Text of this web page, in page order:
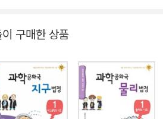
있는 여러 가지 화합물은 물론 생활 주
는 과정에서 발생하는 특이한 화학 반응
정보부터 화합물과 관련한 화학의 주요
생활 자체가 화학을 기반으로 하고 있
. 《과학공화국 화학법정 9_음식과 화
들여 놓는 학생들을 위해, 쉽게 접근할
의 기본 개념을 익히도록 구성되어 있
는 실제 생활의 예를 통해서 화학에
구매한 상품